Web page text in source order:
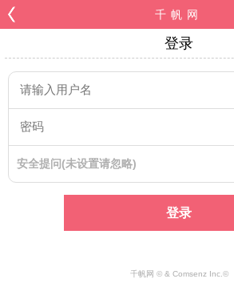
千帆网
登录
安全提问(未设置请忽略)
登录
千帆网 © & Comsenz Inc.©